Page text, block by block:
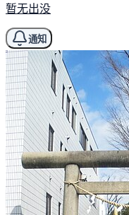
暂无出没
通知